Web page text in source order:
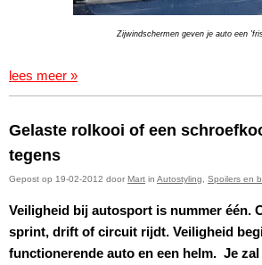
Zijwindschermen geven je auto een
lees meer »
Gelaste rolkooi of een
tegens
Gepost op 19-02-2012 door Mart in Autostyling Spoilers en
Veiligheid bij autosport is nummer één.
sprint, drift of circuit rijdt. Veiligheid
functionerende auto en een helm. Je